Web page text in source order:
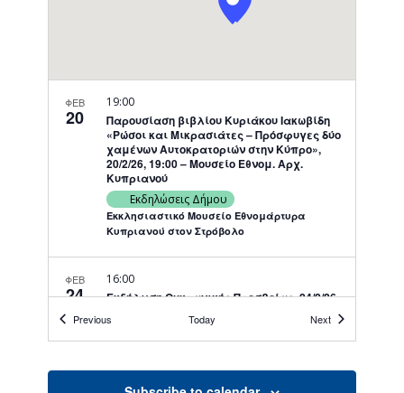
ΦΕΒ
20
Παρουσίαση βιβλίου Κυριάκου Ιακωβίδη
«Ρώσοι και Μικρασιάτες – Πρόσφυγες δύο
χαμένων Αυτοκρατοριών στην Κύπρο»,
20/2/26, 19:00 – Μουσείο Εθνομ. Αρχ.
Κυπριανού
19:00
Εκδηλώσεις Δήμου
Εκκλησιαστικό Μουσείο Εθνομάρτυρα
Κυπριανού στον Στρόβολο
ΦΕΒ
24 Εκδήλωση Ουκρανικής Πρεσβείας, 24/2/26
16:00
Εκδηλώσεις στο Δημοτικό Θέατρο
Previous Today NextEvents